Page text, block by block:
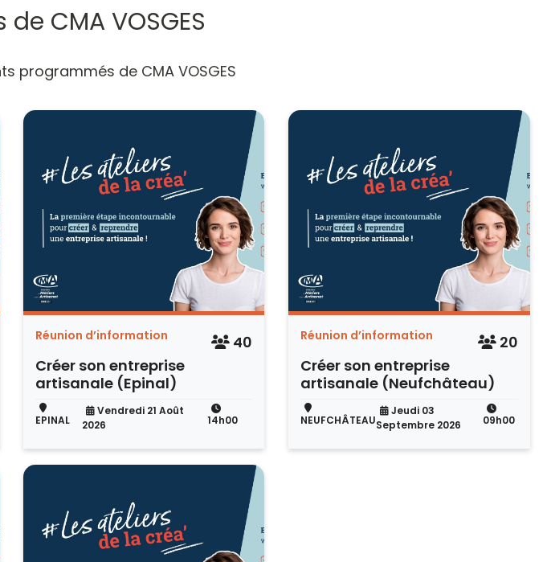
CMA VOSGES
programmés de CMA VOSGES
Réunion d’information
40
Créer son entreprise
artisanale (Epinal)
EPINAL
Vendredi 21 Août
2026
14h00
Réunion d’information
20
Créer son entreprise
artisanale (Neufchâteau)
NEUFCHÂTEAU
Jeudi 03
Septembre 2026
09h00